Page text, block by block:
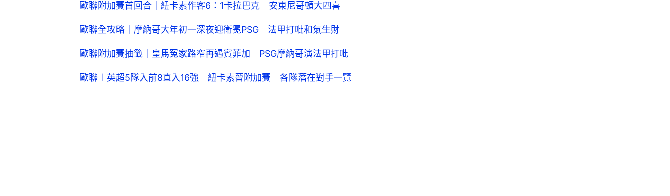
歐聯附加賽首回合｜紐卡素作客6：1卡拉巴克 安東尼哥頓大四喜
歐聯全攻略｜摩納哥大年初一深夜迎衛冕PSG 法甲打吡和氣生財
歐聯附加賽抽籤｜皇馬冤家路窄再遇賓菲加 PSG摩納哥演法甲打吡
歐聯︱英超5隊入前8直入16強 紐卡素晉附加賽 各隊潛在對手一覽